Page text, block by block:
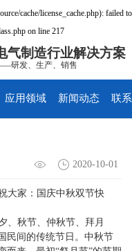
cache/license_cache.php): failed to
on line 217
气制造行业解决方案
研发、生产、销售
应用领域 新闻动态 联
2020-10-01
大家：国庆中秋双节快
、秋节、仲秋节、拜月
民间的传统节日。中秋节